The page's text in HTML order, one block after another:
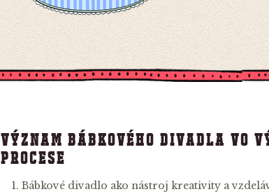
Význam bábkového divadla vo
procese
Bábkové divadlo ako nástroj kreativity a